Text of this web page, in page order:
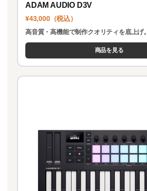
ADAM AUDIO D3V
¥43,000（税込）
高音質・高機能で制作クオリティを底上げ。
商品を見る